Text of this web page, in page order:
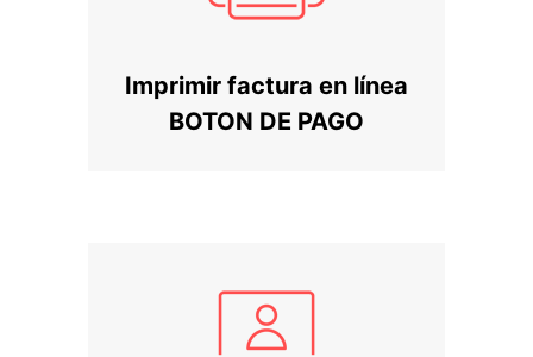
Imprimir factura en línea
BOTON DE PAGO